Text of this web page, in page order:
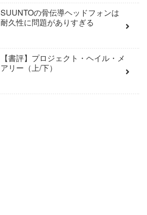
SUUNTOの骨伝導ヘッドフォンは
耐久性に問題がありすぎる
【書評】プロジェクト・ヘイル・メ
アリー（上/下）